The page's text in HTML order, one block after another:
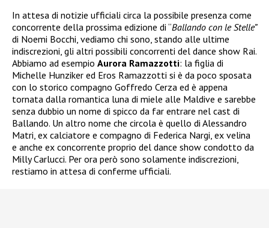
In attesa di notizie ufficiali circa la possibile presenza come
concorrente della prossima edizione di “Ballando con le Stelle”
di Noemi Bocchi, vediamo chi sono, stando alle ultime
indiscrezioni, gli altri possibili concorrenti del dance show Rai.
Abbiamo ad esempio Aurora Ramazzotti: la figlia di
Michelle Hunziker ed Eros Ramazzotti si è da poco sposata
con lo storico compagno Goffredo Cerza ed è appena
tornata dalla romantica luna di miele alle Maldive e sarebbe
senza dubbio un nome di spicco da far entrare nel cast di
Ballando. Un altro nome che circola è quello di Alessandro
Matri, ex calciatore e compagno di Federica Nargi, ex velina
e anche ex concorrente proprio del dance show condotto da
Milly Carlucci. Per ora però sono solamente indiscrezioni,
restiamo in attesa di conferme ufficiali.